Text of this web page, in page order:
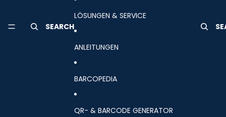
SEARCH
LÖSUNGEN & SERVICE
ANLEITUNGEN
BARCOPEDIA
QR- & BARCODE GENERATOR